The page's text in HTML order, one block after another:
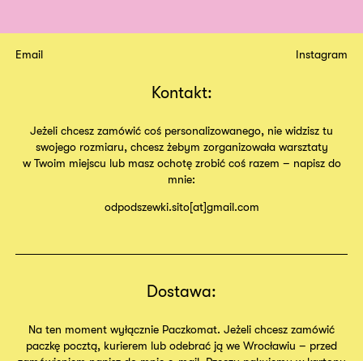
Email Instagram
Kontakt:
Jeżeli chcesz zamówić coś personalizowanego, nie widzisz tu
swojego rozmiaru, chcesz żebym zorganizowała warsztaty
w Twoim miejscu lub masz ochotę zrobić coś razem – napisz do
mnie:
odpodszewki.sito[at]gmail.com
Dostawa:
Na ten moment wyłącznie Paczkomat. Jeżeli chcesz zamówić
paczkę pocztą, kurierem lub odebrać ją we Wrocławiu – przed